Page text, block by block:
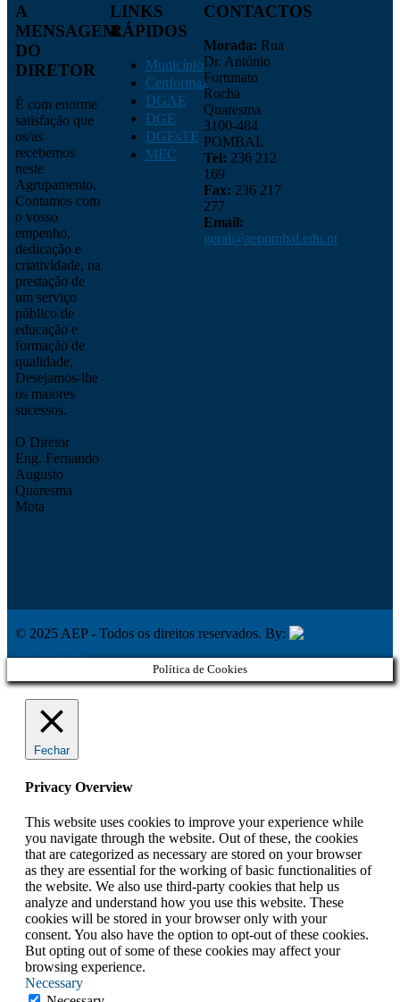
A
MENSAGEM
DO
DIRETOR
É com enorme
satisfação que
os/as
recebemos
neste
Agrupamento.
Contamos com
o vosso
empenho,
dedicação e
criatividade, na
prestação de
um serviço
público de
educação e
formação de
qualidade.
Desejamos-lhe
os maiores
sucessos.
O Diretor
Eng. Fernando
Augusto
Quaresma
Mota
LINKS
RÁPIDOS
Município
Cenformaz
DGAE
DGE
DGEsTE
MEC
CONTACTOS
Morada: Rua
Dr. António
Fortunato
Rocha
Quaresma
3100-484
POMBAL
Tel: 236 212
169
Fax: 236 217
277
Email:
geral@aepombal.edu.pt
© 2025 AEP - Todos os direitos reservados. By:
Política de Cookies
Fechar
Privacy Overview
This website uses cookies to improve your experience while
you navigate through the website. Out of these, the cookies
that are categorized as necessary are stored on your browser
as they are essential for the working of basic functionalities of
the website. We also use third-party cookies that help us
analyze and understand how you use this website. These
cookies will be stored in your browser only with your
consent. You also have the option to opt-out of these cookies.
But opting out of some of these cookies may affect your
browsing experience.
Necessary